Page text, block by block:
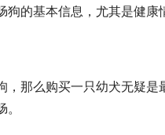
的基本信息，尤其是健康
那么购买一只幼犬无疑是